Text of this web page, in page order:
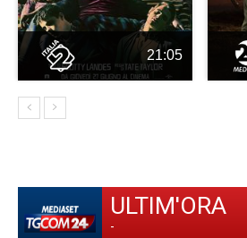
21:05
ULTIM'ORA
-